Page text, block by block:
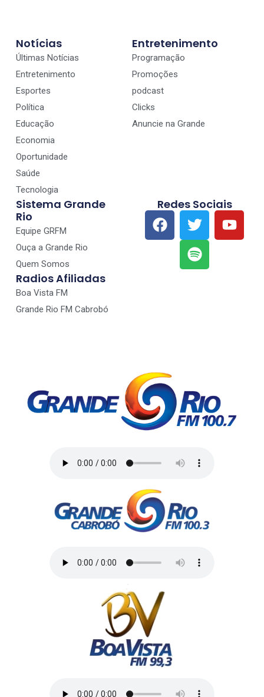
Notícias
Últimas Notícias
Entretenimento
Esportes
Política
Educação
Economia
Oportunidade
Saúde
Tecnologia
Entretenimento
Programação
Promoções
podcast
Clicks
Anuncie na Grande
Sistema Grande
Rio
Equipe GRFM
Ouça a Grande Rio
Quem Somos
Radios Afiliadas
Boa Vista FM
Grande Rio FM Cabrobó
Redes Sociais